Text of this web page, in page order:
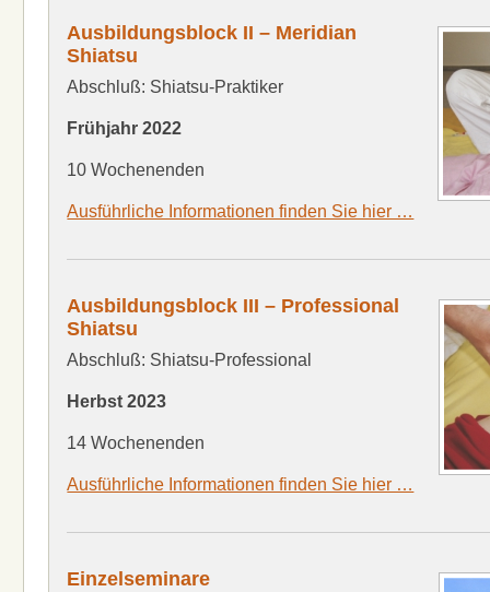
Ausbildungsblock II – Meridian
Shiatsu
Abschluß: Shiatsu-Praktiker
Frühjahr 2022
10 Wochenenden
Ausführliche Informationen finden Sie hier …
Ausbildungsblock III – Professional
Shiatsu
Abschluß: Shiatsu-Professional
Herbst 2023
14 Wochenenden
Ausführliche Informationen finden Sie hier …
Einzelseminare